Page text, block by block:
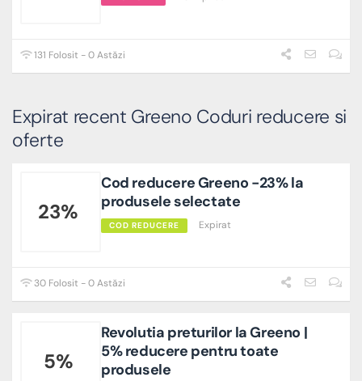
131 Folosit - 0 Astăzi
Expirat recent Greeno Coduri reducere si
oferte
23%
Cod reducere Greeno -23% la
produsele selectate
COD REDUCERE Expirat
30 Folosit - 0 Astăzi
5%
Revolutia preturilor la Greeno |
5% reducere pentru toate
produsele